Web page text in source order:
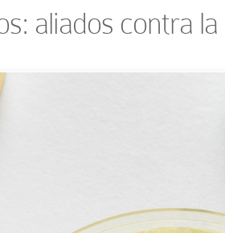
aliados contra